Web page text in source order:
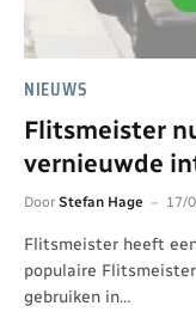
NIEUWS
Flitsmeister
vernieuwde
Door Stefan Hage 17/
Flitsmeister heeft
populaire
gebruiken in…